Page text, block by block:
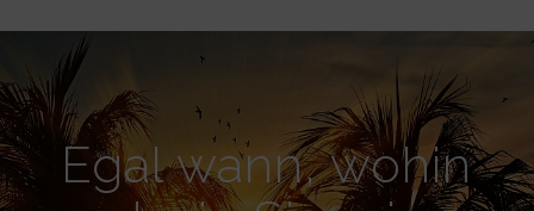
Egal wann, wohin